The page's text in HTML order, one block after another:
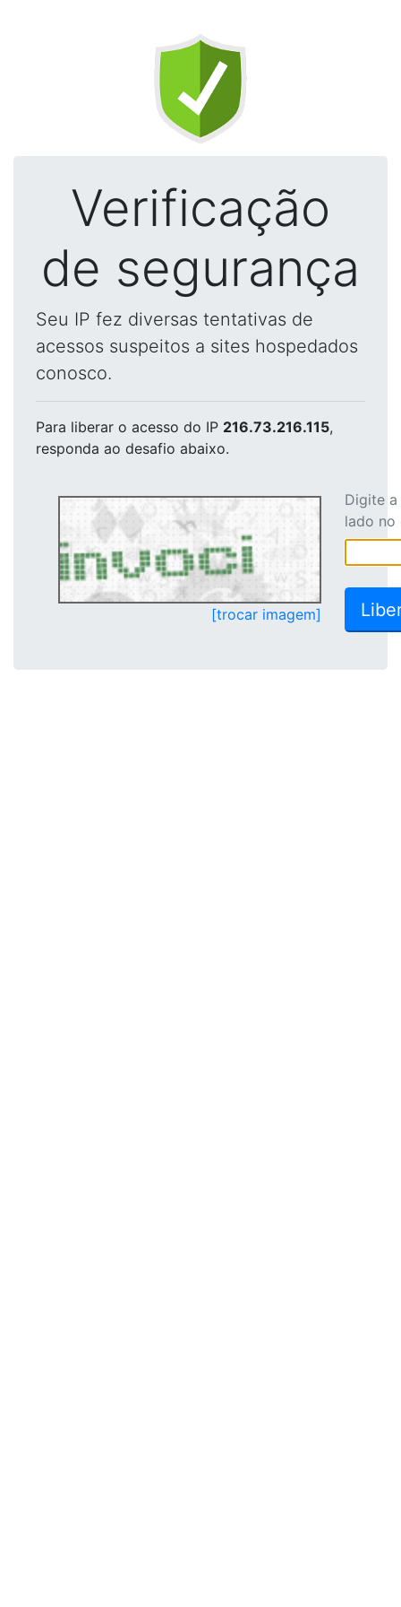
Verificação
de segurança
Seu IP fez diversas tentativas de
acessos suspeitos a sites hospedados
conosco.
Para liberar o acesso do IP 216.73.216.115,
responda ao desafio abaixo.
[trocar imagem]
Digite
lado no